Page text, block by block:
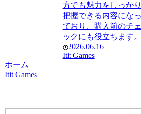
方でも魅力をしっかり
把握できる内容になっ
ており、購入前のチェ
ックにも役立ちます。
2026.06.16
Itit Games
ホーム
Itit Games